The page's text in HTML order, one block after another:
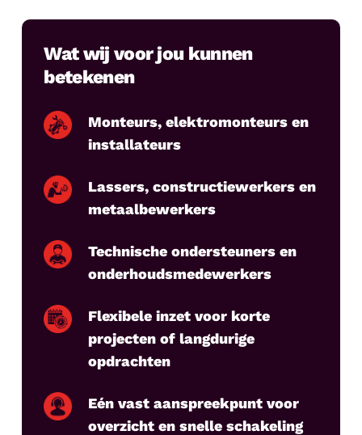
Wat wij voor jou kunnen
betekenen
Monteurs, elektromonteurs en
installateurs
Lassers, constructiewerkers en
metaalbewerkers
Technische ondersteuners en
onderhoudsmedewerkers
Flexibele inzet voor korte
projecten of langdurige
opdrachten
Eén vast aanspreekpunt voor
overzicht en snelle schakeling